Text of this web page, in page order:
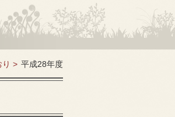
り > 平成28年度